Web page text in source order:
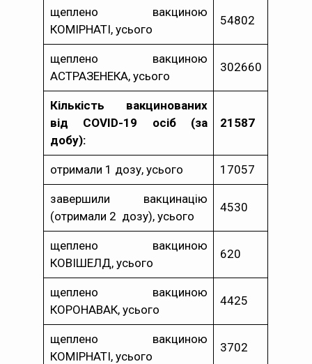
щеплено вакциною
КОМІРНАТІ, усього
54802
щеплено вакциною
АСТРАЗЕНЕКА, усього
302660
Кількість вакцинованих
від COVID-19 осіб (за
добу):
21587
отримали 1 дозу, усього 17057
завершили вакцинацію
(отримали 2 дозу), усього
4530
щеплено вакциною
КОВІШЕЛД, усього
620
щеплено вакциною
КОРОНАВАК, усього
4425
щеплено вакциною
КОМІРНАТІ, усього
3702